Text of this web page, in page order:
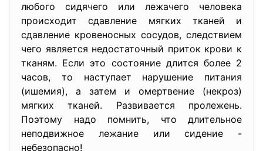
любого сидячего или лежачего человека
происходит сдавление мягких тканей и
сдавление кровеносных сосудов, следствием
чего является недостаточный приток крови к
тканям. Если это состояние длится более 2
часов, то наступает нарушение питания
(ишемия), а затем и омертвение (некроз)
мягких тканей. Развивается пролежень.
Поэтому надо помнить, что длительное
неподвижное лежание или сидение -
небезопасно!